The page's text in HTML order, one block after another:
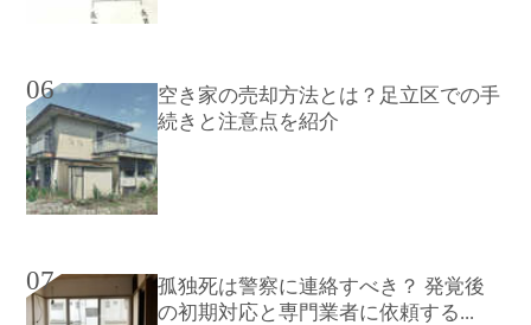
06
空き家の売却方法とは？足立区での手
続きと注意点を紹介
07
孤独死は警察に連絡すべき？ 発覚後
の初期対応と専門業者に依頼する...